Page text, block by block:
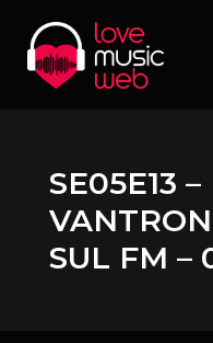
SE05E13
SUL FM –